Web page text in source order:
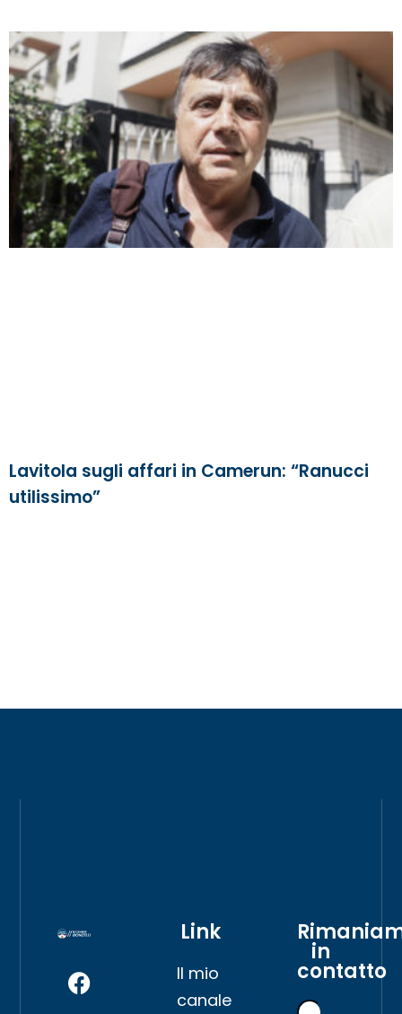
Lavitola sugli affari in Camerun: “Ranucci
utilissimo”
Link
Il mio
canale
in
contatto